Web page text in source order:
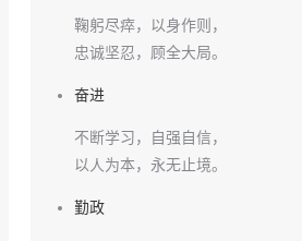
鞠躬尽瘁，以身作则，
忠诚坚忍，顾全大局。
奋进
不断学习，自强自信，
以人为本，永无止境。
勤政